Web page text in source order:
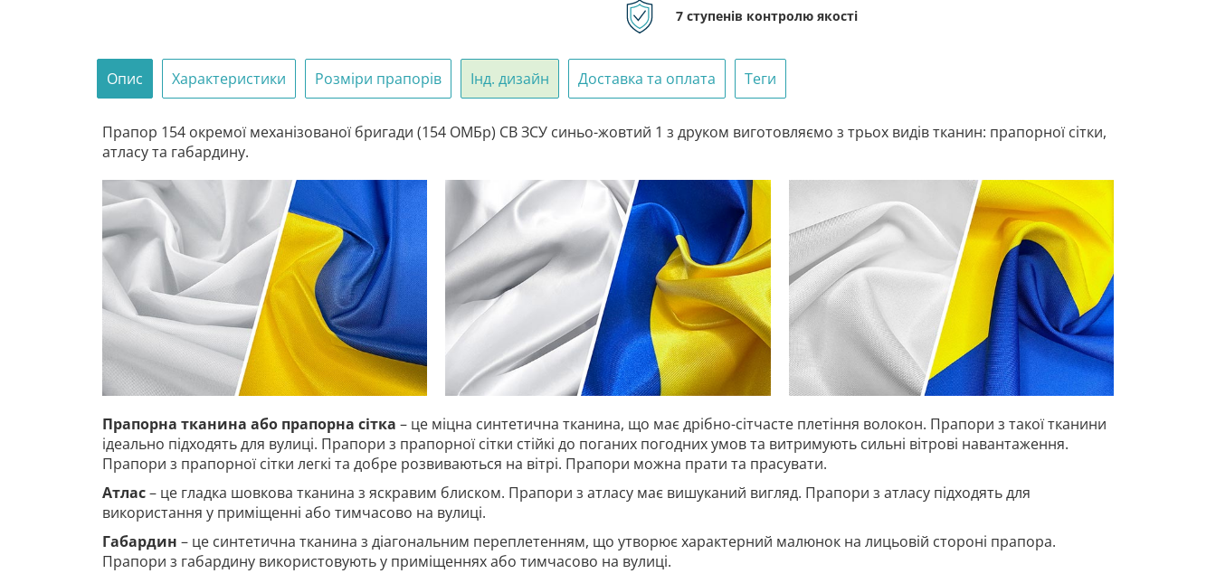
7 ступенів контролю якості
Опис Характеристики Розміри прапорів Інд. дизайн Доставка та оплата Теги
Прапор 154 окремої механізованої бригади (154 ОМБр) СВ ЗСУ синьо-жовтий 1 з друком виготовляємо з трьох видів тканин: прапорної сітки,
атласу та габардину.
Прапорна тканина або прапорна сітка – це міцна синтетична тканина, що має дрібно-сітчасте плетіння волокон. Прапори з такої тканини
ідеально підходять для вулиці. Прапори з прапорної сітки стійкі до поганих погодних умов та витримують сильні вітрові навантаження.
Прапори з прапорної сітки легкі та добре розвиваються на вітрі. Прапори можна прати та прасувати.
Атлас– це гладка шовкова тканина з яскравим блиском. Прапори з атласу має вишуканий вигляд. Прапори з атласу підходять для
використання у приміщенні або тимчасово на вулиці.
Габардин – це синтетична тканина з діагональним переплетенням, що утворює характерний малюнок на лицьовій стороні прапора.
Прапори з габардину використовують у приміщеннях або тимчасово на вулиці.